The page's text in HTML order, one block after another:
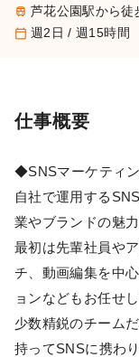
train 芦花公園駅から徒
calendar_today 週2日 / 週15時間
仕事概要
◆SNSマーケティ
自社で運用する
業やブランドの魅
最初は先輩社員や
チ、動画編集を中
ョンなどもお任せ
少数精鋭のチーム
持ってSNSに携わ